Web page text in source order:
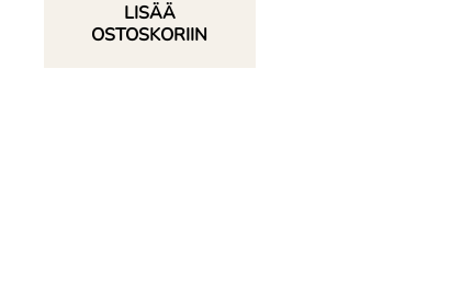
LISÄÄ
OSTOSKORIIN